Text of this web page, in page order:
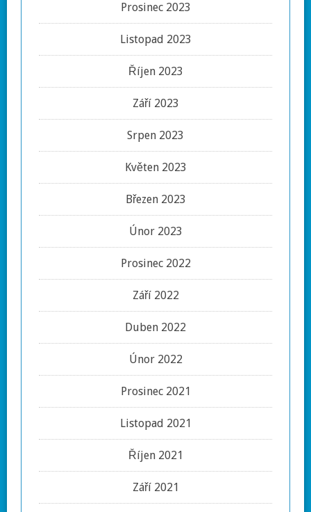
Prosinec 2023
Listopad 2023
Říjen 2023
Září 2023
Srpen 2023
Květen 2023
Březen 2023
Únor 2023
Prosinec 2022
Září 2022
Duben 2022
Únor 2022
Prosinec 2021
Listopad 2021
Říjen 2021
Září 2021